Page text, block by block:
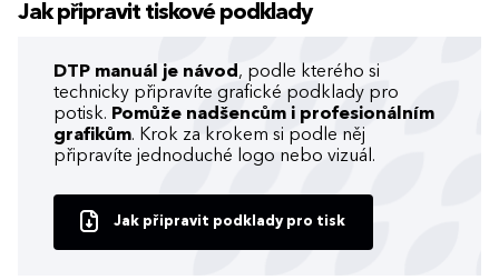
Jak připravit tiskové podklady
DTP manuál je návod , podle kterého si
technicky připravíte grafické podklady pro
potisk. Pomůže nadšencům i profesionálním
grafikům. Krok za krokem si podle něj
připravíte jednoduché logo nebo vizuál.
Jak připravit podklady pro tisk